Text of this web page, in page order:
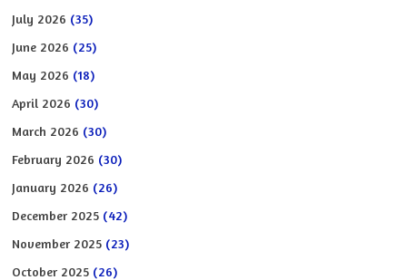
July 2026 (35)
June 2026 (25)
May 2026 (18)
April 2026 (30)
March 2026 (30)
February 2026 (30)
January 2026 (26)
December 2025 (42)
November 2025 (23)
October 2025 (26)